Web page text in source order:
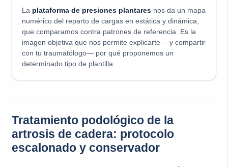
La plataforma de presiones plantaresnos da un mapa
numérico del reparto de cargas en estática y dinámica,
que comparamos contra patrones de referencia. Es la
imagen objetiva que nos permite explicarte —y compartir
con tu traumatólogo— por qué proponemos un
determinado tipo de plantilla.
Tratamiento podológico de la
artrosis de cadera: protocolo
escalonado y conservador